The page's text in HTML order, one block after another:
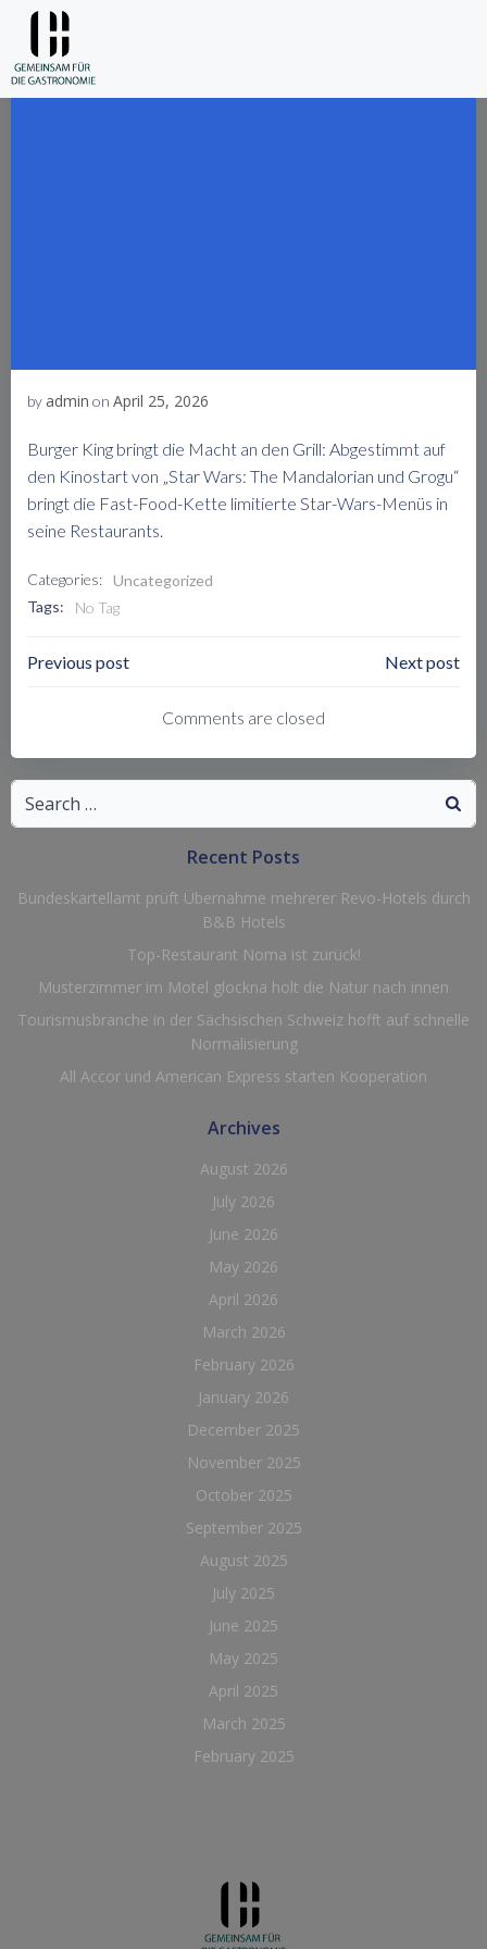
by admin on April 25, 2026
Burger King bringt die Macht an den Grill: Abgestimmt auf
den Kinostart von „Star Wars: The Mandalorian und Grogu“
bringt die Fast-Food-Kette limitierte Star-Wars-Menüs in
seine Restaurants.
Categories: Uncategorized
Tags:
No Tag
Post
Navigation
Previous post
Navigation
Next post
Comments are closed
Search
for:
Recent Posts
Bundeskartellamt prüft Übernahme mehrerer Revo-Hotels durch
B&B Hotels
Top-Restaurant Noma ist zurück!
Musterzimmer im Motel glockna holt die Natur nach innen
Tourismusbranche in der Sächsischen Schweiz hofft auf schnelle
Normalisierung
All Accor und American Express starten Kooperation
Archives
August 2026
July 2026
June 2026
May 2026
April 2026
March 2026
February 2026
January 2026
December 2025
November 2025
October 2025
September 2025
August 2025
July 2025
June 2025
May 2025
April 2025
March 2025
February 2025